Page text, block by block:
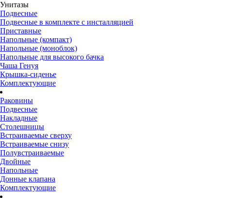
Унитазы
Подвесные
Подвесные в комплекте с инсталляцией
Приставные
Напольные (компакт)
Напольные (моноблок)
Напольные для высокого бачка
Чаша Генуя
Крышка-сиденье
Комплектующие
Раковины
Подвесные
Накладные
Столешницы
Встраиваемые сверху
Встраиваемые снизу
Полувстраиваемые
Двойные
Напольные
Донные клапана
Комплектующие